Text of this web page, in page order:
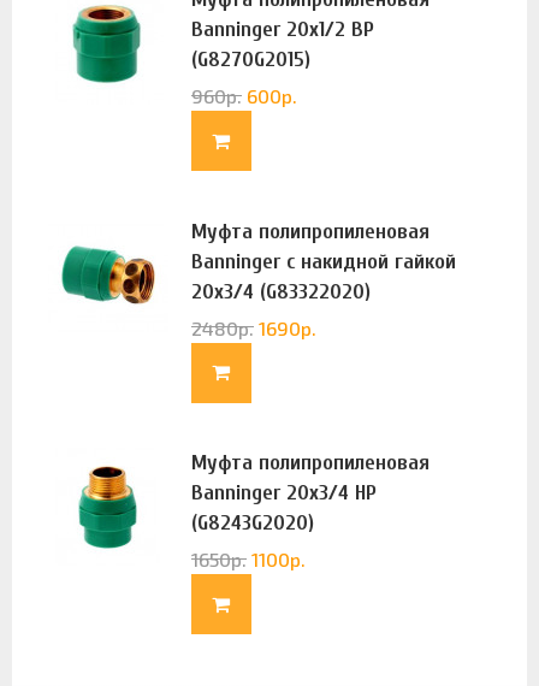
Banninger 20х1/2 ВР
(G8270G2015)
960р. 600р.
Муфта полипропиленовая
Banninger с накидной гайкой
20х3/4 (G83322020)
2480р. 1690р.
Муфта полипропиленовая
Banninger 20х3/4 НР
(G8243G2020)
1650р. 1100р.